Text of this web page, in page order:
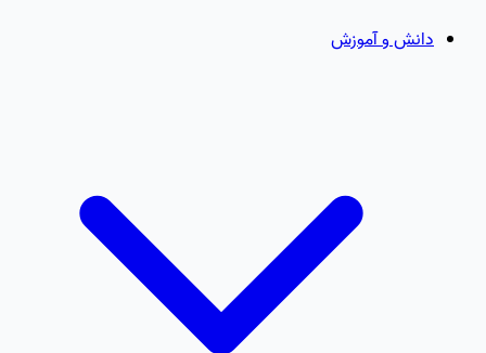
دانش و آموزش